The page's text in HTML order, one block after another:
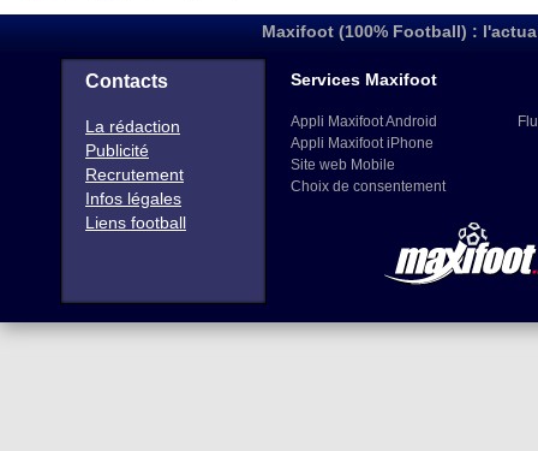
Maxifoot (100% Football) :
Contacts
La rédaction
Publicité
Recrutement
Infos légales
Liens football
Services Maxifoot
Appli Maxifoot Android
Appli Maxifoot iPhone
Site web Mobile
Choix de consentement